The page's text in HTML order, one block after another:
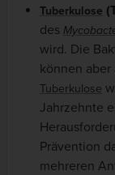
Tuberkulose
des
wird. Die
können
Tuberkulose
Jahrzehnte
Prävention
mehreren